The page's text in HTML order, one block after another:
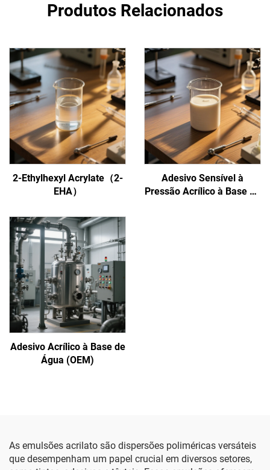
Produtos Relacionados
2-Ethylhexyl Acrylate（2-
EHA）
Adesivo Sensível à
Pressão Acrílico à Base de
Adesivo Acrílico à Base de
Água (OEM)
As emulsões acrilato são dispersões poliméricas versáteis
que desempenham um papel crucial em diversos setores,